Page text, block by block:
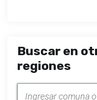
Buscar en
regiones